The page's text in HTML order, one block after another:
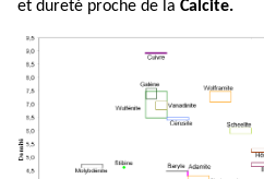
et dureté proche de la Calcite.